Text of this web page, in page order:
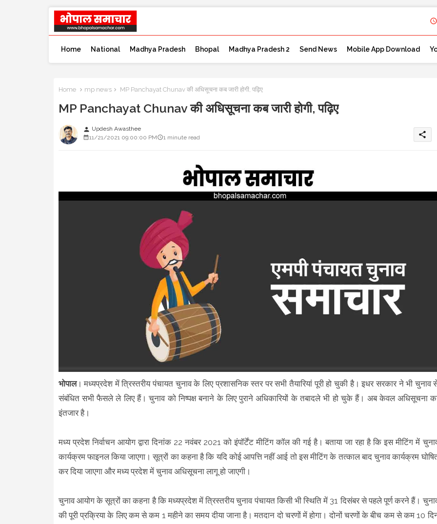
Home National Madhya Pradesh Bhopal Madhya Pradesh 2 Send News Mobile App Download
Home mp news MP Panchayat Chunav की अधिसूचना कब जारी होगी, पढ़िए
MP Panchayat Chunav की अधिसूचना कब जारी होगी, पढ़िए
person Updesh Awasthee
11/21/2021 09:00:00 PM
1 minute read share
भोपाल। मध्यप्रदेश में त्रिस्तरीय पंचायत चुनाव के लिए प्रशासनिक स्तर पर सभी तैयारियां पूरी हो चुकी है। इधर सरकार ने भी चुनाव
संबंधित सभी फैसले ले लिए हैं। चुनाव को निष्पक्ष बनाने के लिए पुराने अधिकारियों के तबादले भी हो चुके हैं। अब केवल अधिसूचना
इंतजार है।
मध्य प्रदेश निर्वाचन आयोग द्वारा दिनांक 22 नवंबर 2021 को इंपॉर्टेंट मीटिंग कॉल की गई है। बताया जा रहा है कि इस मीटिंग में
कार्यक्रम फाइनल किया जाएगा। सूत्रों का कहना है कि यदि कोई आपत्ति नहीं आई तो इस मीटिंग के तत्काल बाद चुनाव कार्यक्रम
कर दिया जाएगा और मध्य प्रदेश में चुनाव अधिसूचना लागू हो जाएगी।
चुनाव आयोग के सूत्रों का कहना है कि मध्यप्रदेश में त्रिस्तरीय चुनाव पंचायत किसी भी स्थिति में 31 दिसंबर से पहले पूर्ण करने हैं।
की पूरी प्रक्रिया के लिए कम से कम 1 महीने का समय दीया जाना है। मतदान दो चरणों में होगा। दोनों चरणों के बीच कम से कम 10